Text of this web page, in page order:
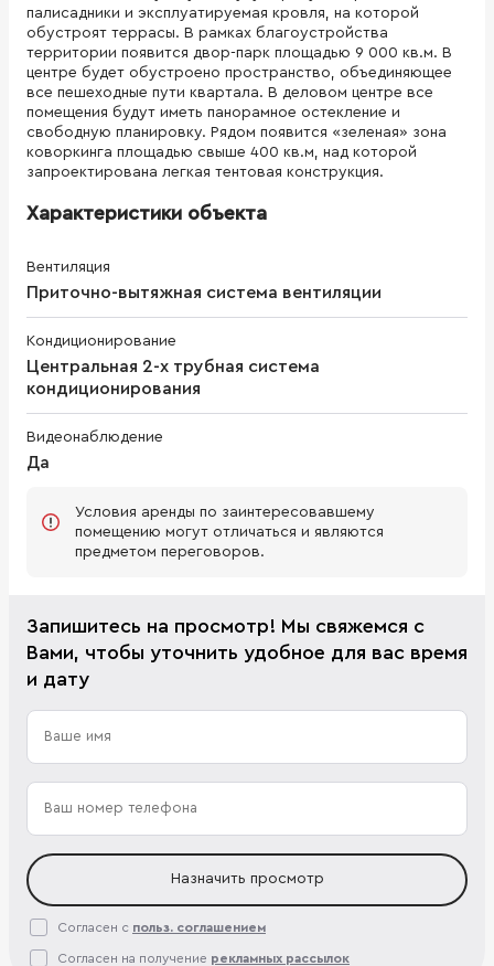
палисадники и эксплуатируемая кровля, на которой
обустроят террасы. В рамках благоустройства
территории появится двор-парк площадью 9 000 кв.м. В
центре будет обустроено пространство, объединяющее
все пешеходные пути квартала. В деловом центре все
помещения будут иметь панорамное остекление и
свободную планировку. Рядом появится «зеленая» зона
коворкинга площадью свыше 400 кв.м, над которой
запроектирована легкая тентовая конструкция.
Характеристики объекта
Вентиляция
Приточно-вытяжная система вентиляции
Кондиционирование
Центральная 2-х трубная система
кондиционирования
Видеонаблюдение
Да
Условия аренды по заинтересовавшему
помещению могут отличаться и являются
предметом переговоров.
Запишитесь на просмотр! Мы свяжемся с
Вами, чтобы уточнить удобное для вас время
и дату
Назначить просмотр
Согласен с польз. соглашением
Согласен на получение рекламных рассылок